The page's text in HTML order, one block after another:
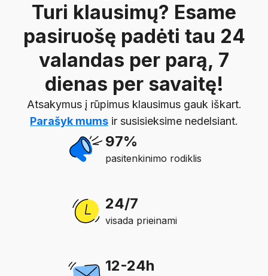
Turi klausimų? Esame
pasiruošę padėti tau 24
valandas per parą, 7
dienas per savaitę!
Atsakymus į rūpimus klausimus gauk iškart.
Parašyk mums ir susisieksime nedelsiant.
97%
pasitenkinimo rodiklis
24/7
visada prieinami
12-24h